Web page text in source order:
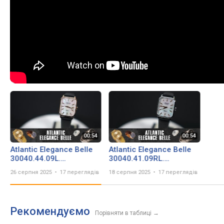
Atlantic Elegance Belle
30040.44.09L.
secunda.com.ua
26 серпня 2025 17 переглядів
Atlantic Elegance Belle
30040.41.09RL.
secunda.com.ua
18 серпня 2025 17 переглядів
Рекомендуємо Порівняти в таблиці →